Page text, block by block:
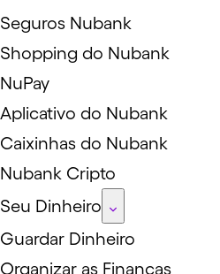
Seguros Nubank
Shopping do Nubank
NuPay
Aplicativo do Nubank
Caixinhas do Nubank
Nubank Cripto
Seu Dinheiro
Guardar Dinheiro
Organizar as Finanças